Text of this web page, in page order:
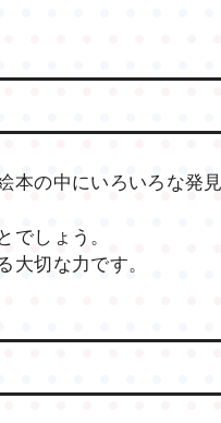
本の中にいろいろな発
でしょう。
大切な力です。